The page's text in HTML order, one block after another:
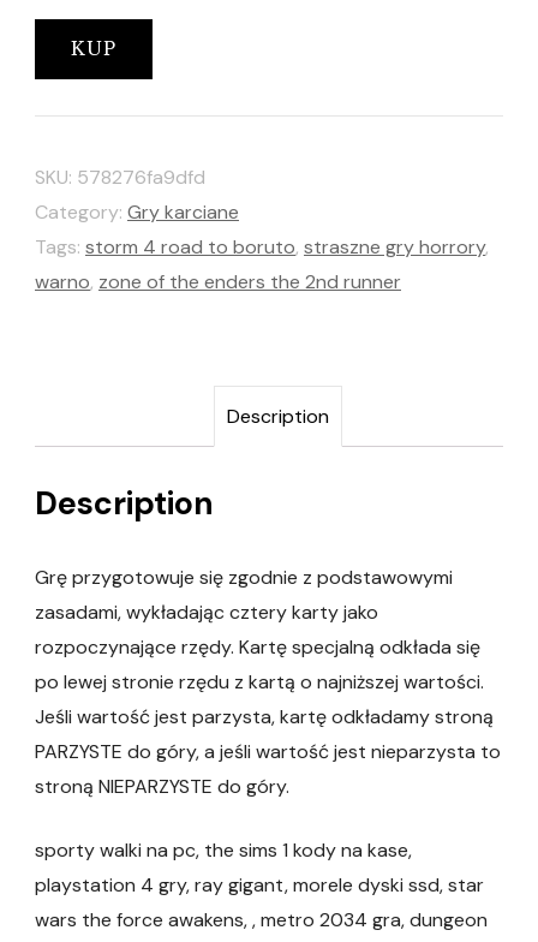
KUP
SKU: 578276fa9dfd
Category: Gry karciane
Tags: storm 4 road to boruto, straszne gry horrory,
warno, zone of the enders the 2nd runner
Description
Description
Grę przygotowuje się zgodnie z podstawowymi
zasadami, wykładając cztery karty jako
rozpoczynające rzędy. Kartę specjalną odkłada się
po lewej stronie rzędu z kartą o najniższej wartości.
Jeśli wartość jest parzysta, kartę odkładamy stroną
PARZYSTE do góry, a jeśli wartość jest nieparzysta to
stroną NIEPARZYSTE do góry.
sporty walki na pc, the sims 1 kody na kase,
playstation 4 gry, ray gigant, morele dyski ssd, star
wars the force awakens, , metro 2034 gra, dungeon